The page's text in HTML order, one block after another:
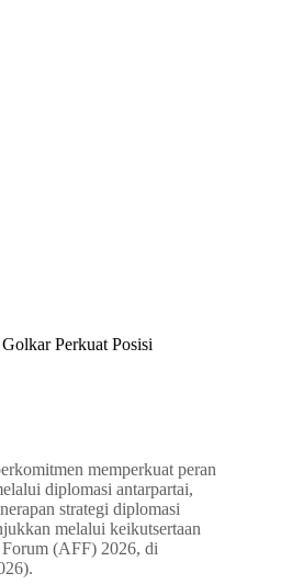
Perkuat Posisi
memperkuat peran
diplomasi antarpartai,
strategi diplomasi
melalui keikutsertaan
(AFF) 2026, di